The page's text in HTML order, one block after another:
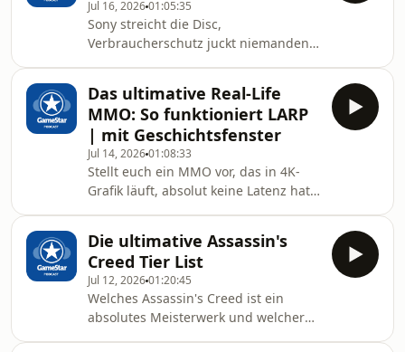
wichtigsten zukünftigen MMOs in
einer Tierlist. Von gehypten Projekten
wie dem Riot MMO und Guild Wars 3
bis hin zu mutigen Indie-Hoffnungen
nehmen wir alle Kandidaten
schonungslos unter die Lupe. Mach
dich b
Jul 16, 202601:05:35
Sony streicht die Disc,
Verbraucherschutz juckt niemanden,
und losspielen" gilt sowieso schon
lange nicht mehr. Haben Konsolen
wie die PS6 und die Xbox Helix
überhaupt noch einen Daseinszweck -
oder werden sie die letzten ihrer Art
sein? Alle Links zum GameStar
Podcast und unseren Werbepartnern:
https://linktr.ee/gamestarpodc
Das ultimative Real-Life
MMO: So funktioniert LARP
| mit Geschichtsfenster ​
Jul 14, 202601:08:33
Stellt euch ein MMO vor, das in 4K-
Grafik läuft, absolut keine Latenz hat
Roleplay! In diesem Talk erklären Lea,
Benni, Sophia von Mein-MMO und
Geschichtsfenster, wie ihr den
Einstieg in die Welt des LARP findet
und warum ihr keine Angst vor dem
ersten Con-Besuch haben müsst.
Die ultimative Assassin's
Creed Tier List
Jul 12, 202601:20:45
Welches Assassin's Creed ist ein
absolutes Meisterwerk und welcher